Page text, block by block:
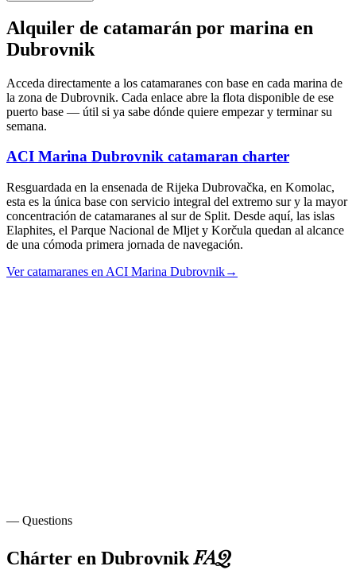
Alquiler de catamarán por marina en
Dubrovnik
Acceda directamente a los catamaranes con base en cada marina de
la zona de Dubrovnik. Cada enlace abre la flota disponible de ese
puerto base — útil si ya sabe dónde quiere empezar y terminar su
semana.
ACI Marina Dubrovnik catamaran charter
Resguardada en la ensenada de Rijeka Dubrovačka, en Komolac,
esta es la única base con servicio integral del extremo sur y la mayor
concentración de catamaranes al sur de Split. Desde aquí, las islas
Elaphites, el Parque Nacional de Mljet y Korčula quedan al alcance
de una cómoda primera jornada de navegación.
Ver catamaranes en ACI Marina Dubrovnik→
— Questions
Chárter en DubrovnikFAQ